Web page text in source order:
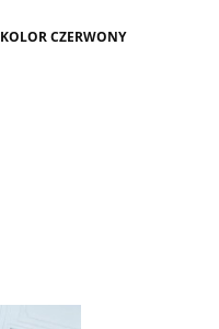
CZERWONY